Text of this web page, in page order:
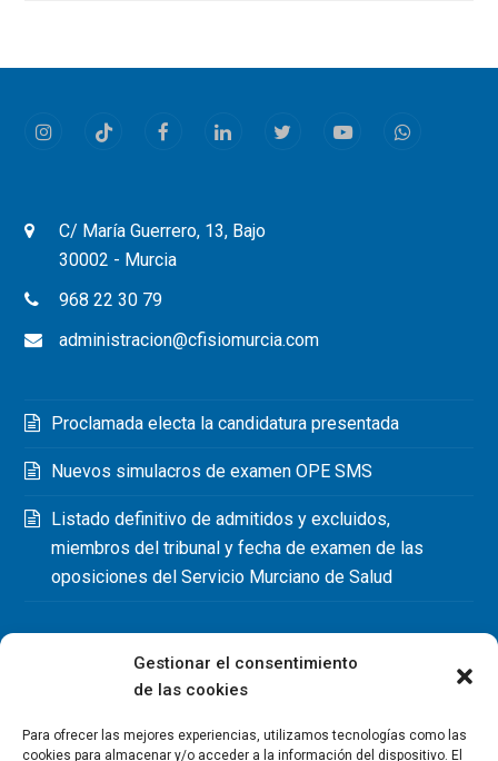
Gestionar el consentimiento
de las cookies
Para ofrecer las mejores experiencias, utilizamos tecnologías como las
cookies para almacenar y/o acceder a la información del dispositivo. El
InstagramTiktok FacebookLinkedInTwitterYoutubeWhatsapp
C/ María Guerrero, 13, Bajo
30002 - Murcia
968 22 30 79
administracion@cfisiomurcia.com
Proclamada electa la candidatura presentada
Nuevos simulacros de examen OPE SMS
Listado definitivo de admitidos y excluidos,
miembros del tribunal y fecha de examen de las
oposiciones del Servicio Murciano de Salud